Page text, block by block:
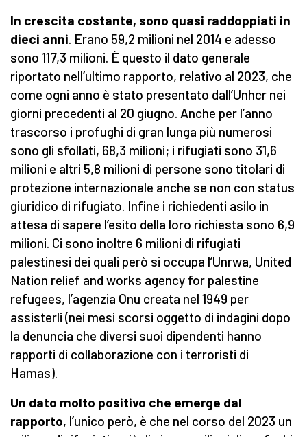
In crescita costante, sono quasi raddoppiati in
dieci anni. Erano 59,2 milioni nel 2014 e adesso
sono 117,3 milioni. È questo il dato generale
riportato nell’ultimo rapporto, relativo al 2023, che
come ogni anno è stato presentato dall’Unhcr nei
giorni precedenti al 20 giugno. Anche per l’anno
trascorso i profughi di gran lunga più numerosi
sono gli sfollati, 68,3 milioni; i rifugiati sono 31,6
milioni e altri 5,8 milioni di persone sono titolari di
protezione internazionale anche se non con status
giuridico di rifugiato. Infine i richiedenti asilo in
attesa di sapere l’esito della loro richiesta sono 6,9
milioni. Ci sono inoltre 6 milioni di rifugiati
palestinesi dei quali però si occupa l’Unrwa, United
Nation relief and works agency for palestine
refugees, l’agenzia Onu creata nel 1949 per
assisterli (nei mesi scorsi oggetto di indagini dopo
la denuncia che diversi suoi dipendenti hanno
rapporti di collaborazione con i terroristi di
Hamas).
Un dato molto positivo che emerge dal
rapporto, l’unico però, è che nel corso del 2023 un